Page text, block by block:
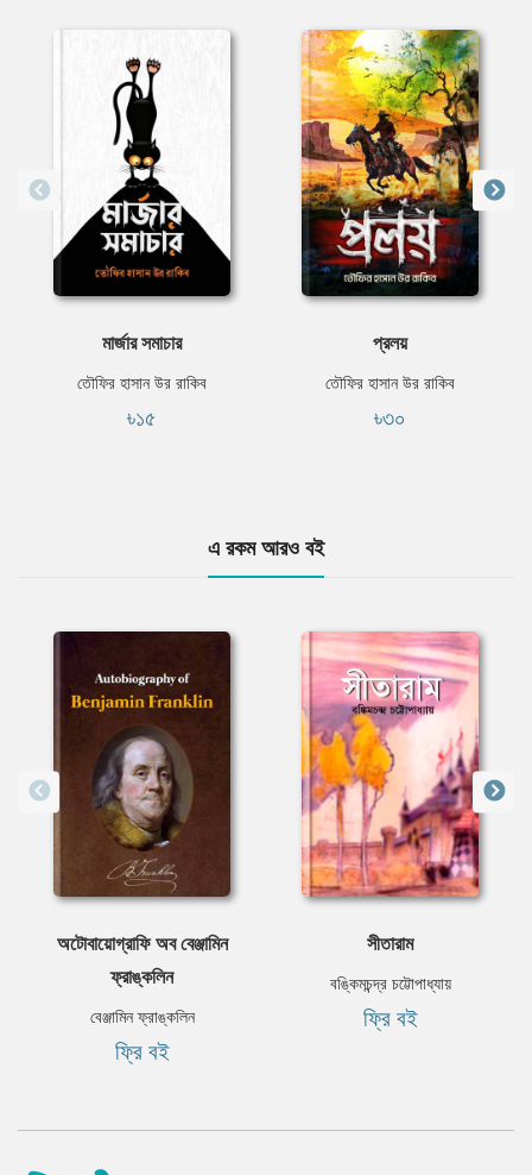
মার্জার সমাচার
তৌফির হাসান উর রাকিব
৳১৫
প্রলয়
তৌফির হাসান উর রাকিব
৳৩০
এ রকম আরও বই
অটোবায়োগ্রাফি অব বেঞ্জামিন
ফ্রাঙ্কলিন
বেঞ্জামিন ফ্রাঙ্কলিন
ফ্রি বই
সীতারাম
বঙ্কিমচন্দ্র চট্টোপাধ্যায়
ফ্রি বই